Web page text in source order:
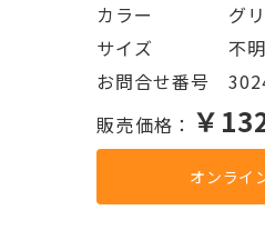
カラー    グリ
サイズ    不明
お問合せ番号
販売価格： ￥
オンライ